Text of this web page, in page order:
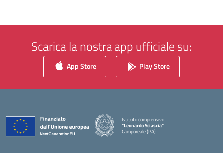
Scarica la nostra app ufficiale su:
App Store Play Store
Istituto comprensivo
"Leonardo Sciascia"
Camporeale (PA)
— Visita la pagina iniziale della scuola